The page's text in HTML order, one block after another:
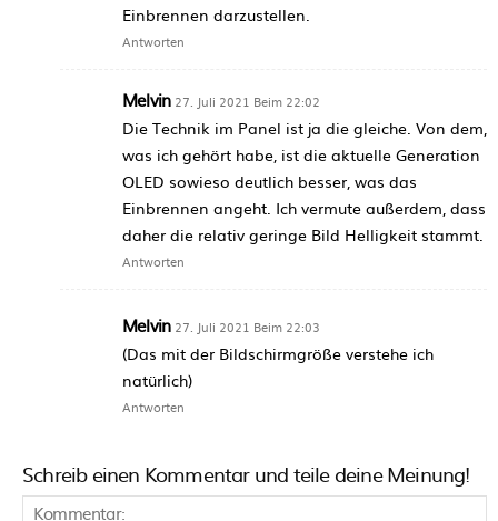
Einbrennen darzustellen.
Antworten
Melvin 27. Juli 2021 Beim 22:02
Die Technik im Panel ist ja die gleiche. Von dem,
was ich gehört habe, ist die aktuelle Generation
OLED sowieso deutlich besser, was das
Einbrennen angeht. Ich vermute außerdem, dass
daher die relativ geringe Bild Helligkeit stammt.
Antworten
Melvin 27. Juli 2021 Beim 22:03
(Das mit der Bildschirmgröße verstehe ich
natürlich)
Antworten
Schreib einen Kommentar und teile deine Meinung!